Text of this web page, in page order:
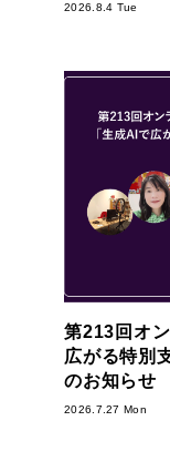
2026.8.4 Tue
第213回オ
広がる特別
のお知らせ
2026.7.27 Mon